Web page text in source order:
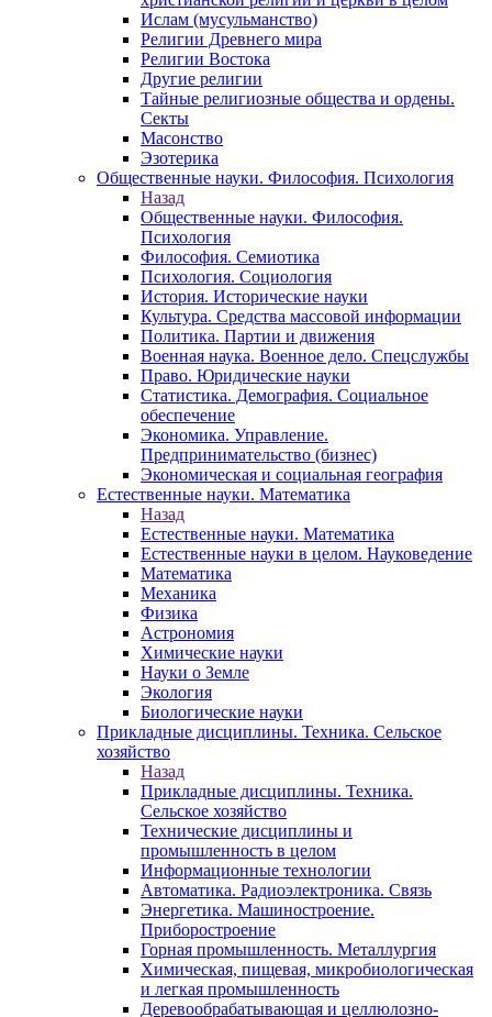
Ислам (мусульманство)
Религии Древнего мира
Религии Востока
Другие религии
Тайные религиозные общества и ордены.
Секты
Масонство
Эзотерика
Общественные науки. Философия. Психология
Назад
Общественные науки. Философия.
Психология
Философия. Семиотика
Психология. Социология
История. Исторические науки
Культура. Средства массовой информации
Политика. Партии и движения
Военная наука. Военное дело. Спецслужбы
Право. Юридические науки
Статистика. Демография. Социальное
обеспечение
Экономика. Управление.
Предпринимательство (бизнес)
Экономическая и социальная география
Естественные науки. Математика
Назад
Естественные науки. Математика
Естественные науки в целом. Науковедение
Математика
Механика
Физика
Астрономия
Химические науки
Науки о Земле
Экология
Биологические науки
Прикладные дисциплины. Техника. Сельское
хозяйство
Назад
Прикладные дисциплины. Техника.
Сельское хозяйство
Технические дисциплины и
промышленность в целом
Информационные технологии
Автоматика. Радиоэлектроника. Связь
Энергетика. Машиностроение.
Приборостроение
Горная промышленность. Металлургия
Химическая, пищевая, микробиологическая
и легкая промышленность
Деревообрабатывающая и целлюлозно-